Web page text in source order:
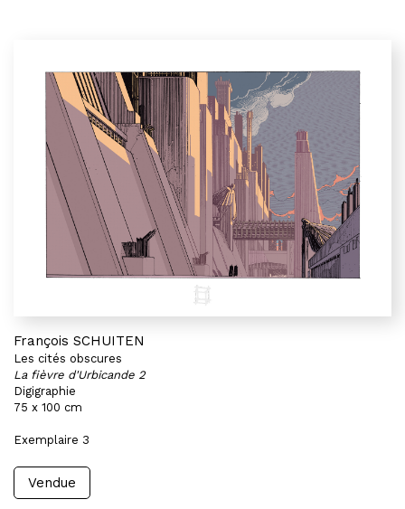
François SCHUITEN
Les cités obscures
La fièvre d'Urbicande 2
Digigraphie
75 x 100 cm
Exemplaire 3
Vendue